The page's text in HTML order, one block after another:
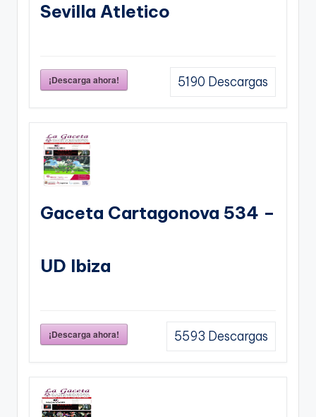
Sevilla Atletico
¡Descarga ahora! 5190 Descargas
Gaceta Cartagonova 534 –
UD Ibiza
¡Descarga ahora! 5593 Descargas